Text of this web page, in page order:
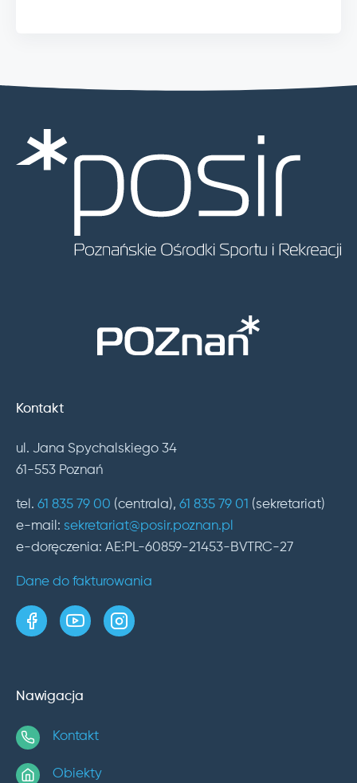
Kontakt
ul. Jana Spychalskiego 34
61-553 Poznań
tel. 61 835 79 00 (centrala), 61 835 79 01 (sekretariat)
e-mail: sekretariat@posir.poznan.pl
e-doręczenia: AE:PL-60859-21453-BVTRC-27
Dane do fakturowania
strona w serwisie Facebook
kanał w serwisie YouTube
profil w serwisie Instagram
Nawigacja
Kontakt
Obiekty